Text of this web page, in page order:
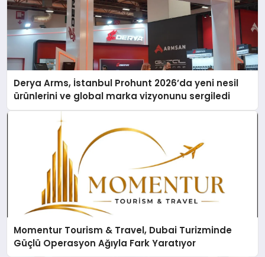
Derya Arms, İstanbul Prohunt 2026’da yeni nesil
ürünlerini ve global marka vizyonunu sergiledi
Momentur Tourism & Travel, Dubai Turizminde
Güçlü Operasyon Ağıyla Fark Yaratıyor